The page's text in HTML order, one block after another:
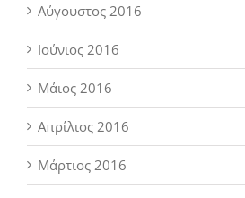
Αύγουστος 2016
Ιούνιος 2016
Μάιος 2016
Απρίλιος 2016
Μάρτιος 2016